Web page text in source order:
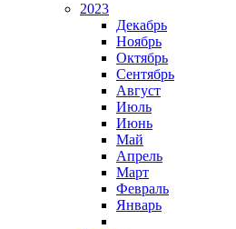
2023
Декабрь
Ноябрь
Октябрь
Сентябрь
Август
Июль
Июнь
Май
Апрель
Март
Февраль
Январь